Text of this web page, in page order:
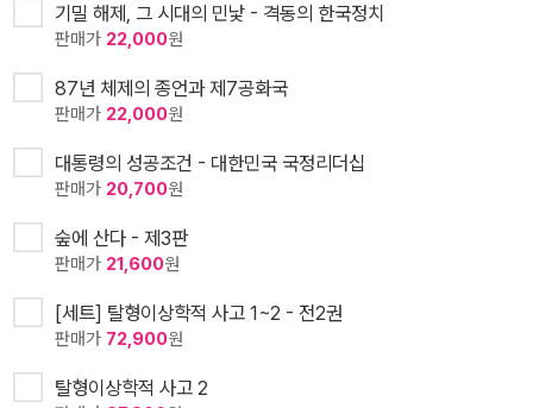
기밀 해제, 그 시대의 민낯 - 격동의 한국정치
판매가 22,000원
87년 체제의 종언과 제7공화국
판매가 22,000원
대통령의 성공조건 - 대한민국 국정리더십
판매가 20,700원
숲에 산다 - 제3판
판매가 21,600원
[세트] 탈형이상학적 사고 1~2 - 전2권
판매가 72,900원
탈형이상학적 사고 2